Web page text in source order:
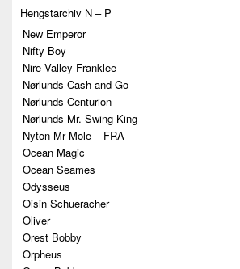
Hengstarchiv N – P
New Emperor
Nifty Boy
Nire Valley Franklee
Nørlunds Cash and Go
Nørlunds Centurion
Nørlunds Mr. Swing King
Nyton Mr Mole – FRA
Ocean Magic
Ocean Seames
Odysseus
Oisin Schueracher
Oliver
Orest Bobby
Orpheus